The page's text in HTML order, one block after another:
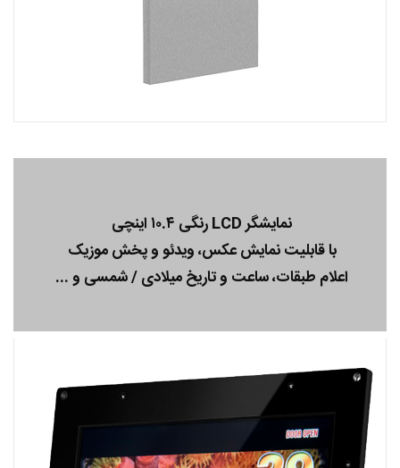
نمایشگر LCD رنگی ۱۰.۴ اینچی
با قابلیت نمایش عکس، ویدئو و پخش موزیک
اعلام طبقات، ساعت و تاریخ میلادی / شمسی و ...